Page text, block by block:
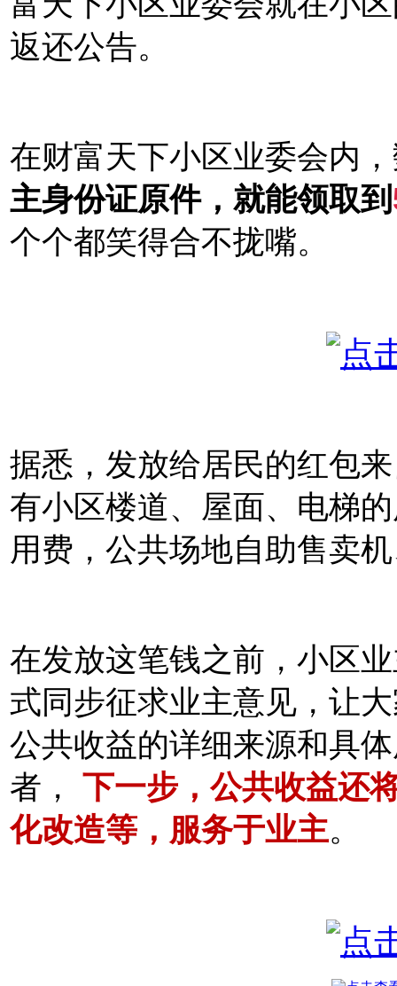
返还公告。
在财富天下小区业委会内
主身份证原件，就能领取到
个个都笑得合不拢嘴。
据悉，发放给居民的红包
有小区楼道、屋面、电梯
用费，公共场地自助售卖
在发放这笔钱之前，小区
式同步征求业主意见，让
公共收益的详细来源和具
者， 下一步，公共收益还
化改造等，服务于业主。